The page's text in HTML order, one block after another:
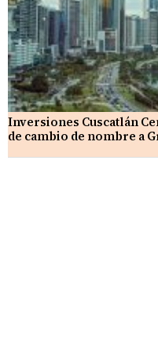
Inversiones Cuscatlán
de cambio de nombre a